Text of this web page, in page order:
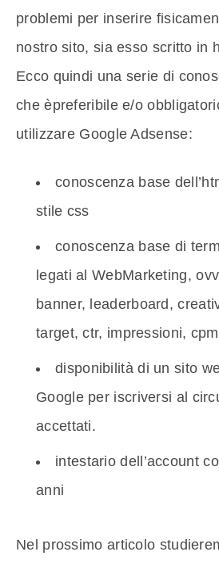
problemi per inserire
nostro sito, sia esso scritto in
Ecco quindi una serie di
che èpreferibile e/o
utilizzare Google Adsense:
conoscenza base
stile css
conoscenza base di
legati al WebMarketing,
banner, leaderboard,
target, ctr, impressioni,
disponibilità di un sito
Google per iscriversi al
accettati.
intestario dell’account
anni
Nel prossimo articolo